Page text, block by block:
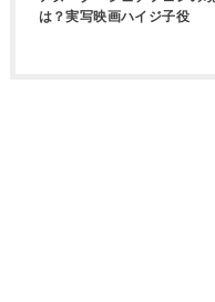
は？実写映画ハイジ子役